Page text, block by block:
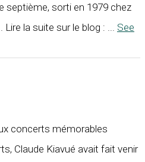
septième, sorti en 1979 chez
Lire la suite sur le blog :
See
concerts mémorables
Claude Kiavué avait fait venir